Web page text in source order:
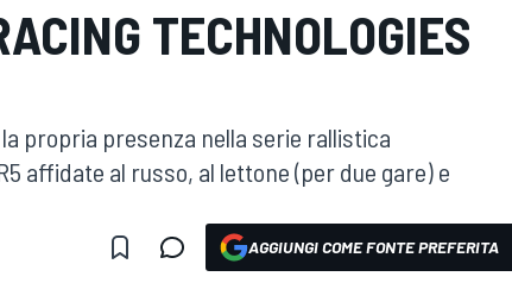
TECHNOLOGIES
propria presenza nella serie rallistica
affidate al russo, al lettone (per due gare) e
AGGIUNGI COME FONTE PREFERITA